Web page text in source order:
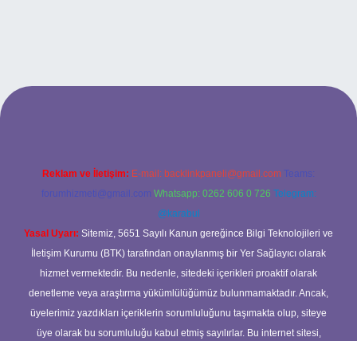
güncel giriş
Reklam ve İletişim: E-mail: backlinkpaneli@gmail.com Teams:
forumhizmeti@gmail.com Whatsapp: 0262 606 0 726 Telegram:
@karabul
Yasal Uyarı: Sitemiz, 5651 Sayılı Kanun gereğince Bilgi Teknolojileri ve
İletişim Kurumu (BTK) tarafından onaylanmış bir Yer Sağlayıcı olarak
hizmet vermektedir. Bu nedenle, sitedeki içerikleri proaktif olarak
denetleme veya araştırma yükümlülüğümüz bulunmamaktadır. Ancak,
üyelerimiz yazdıkları içeriklerin sorumluluğunu taşımakta olup, siteye
üye olarak bu sorumluluğu kabul etmiş sayılırlar. Bu internet sitesi,